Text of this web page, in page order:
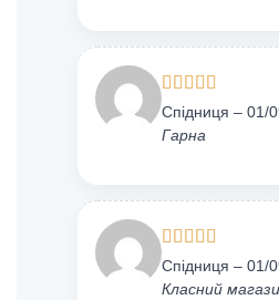
Оцінено в
5з 5
Спідниця– 01/
Гарна
Оцінено в
5з 5
Спідниця– 01/
Класний